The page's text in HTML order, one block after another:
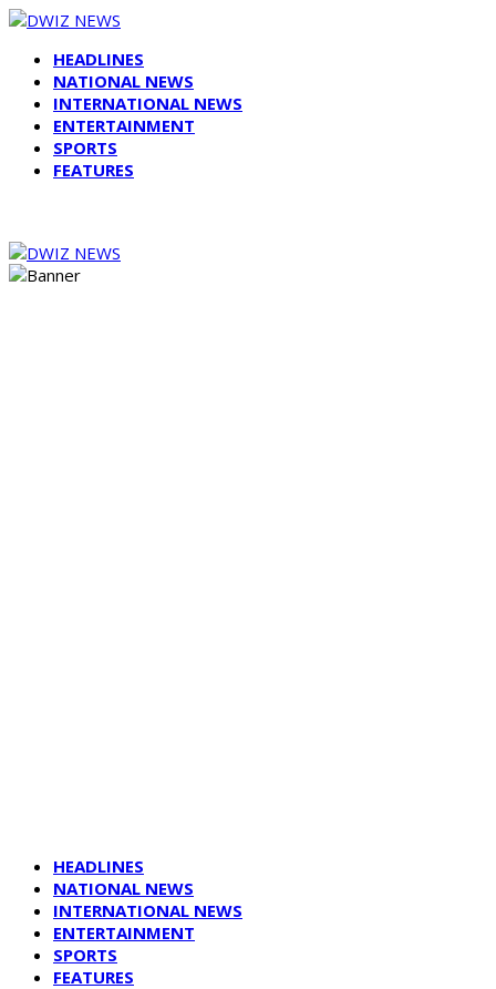
HEADLINES
NATIONAL NEWS
INTERNATIONAL NEWS
ENTERTAINMENT
SPORTS
FEATURES
HEADLINES
NATIONAL NEWS
INTERNATIONAL NEWS
ENTERTAINMENT
SPORTS
FEATURES